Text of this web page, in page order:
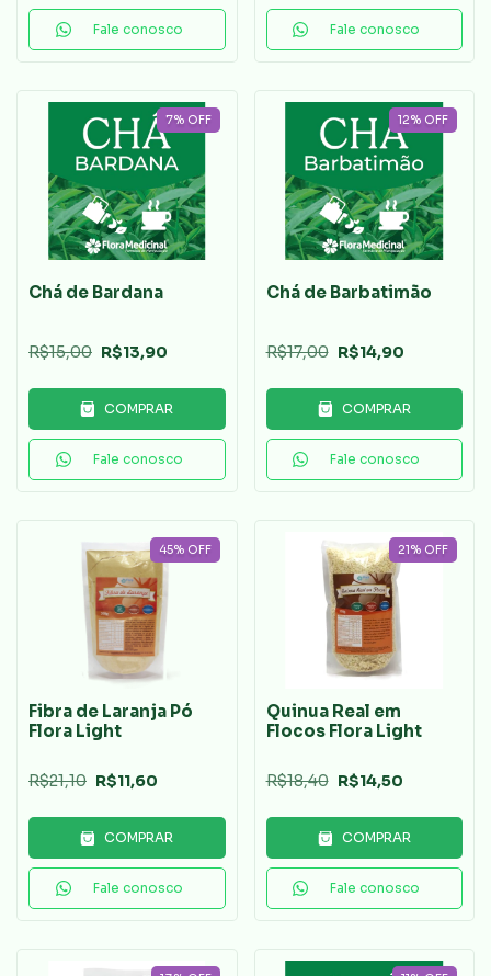
Fale conosco Fale conosco
7% OFF
Chá de Bardana
R$15,00 R$13,90
COMPRAR
Fale conosco
12% OFF
Chá de Barbatimão
R$17,00 R$14,90
COMPRAR
Fale conosco
45% OFF
Fibra de Laranja Pó
Flora Light
R$21,10 R$11,60
COMPRAR
Fale conosco
21% OFF
Quinua Real em
Flocos Flora Light
R$18,40 R$14,50
COMPRAR
Fale conosco